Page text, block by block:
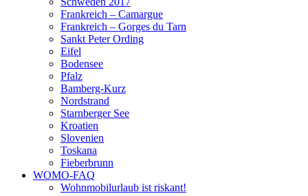
Frankreich – Camargue
Frankreich – Gorges du Tarn
Sankt Peter Ording
Eifel
Bodensee
Pfalz
Bamberg-Kurz
Nordstrand
Starnberger See
Kroatien
Slovenien
Toskana
Fieberbrunn
WOMO-FAQ
Wohnmobilurlaub ist riskant!